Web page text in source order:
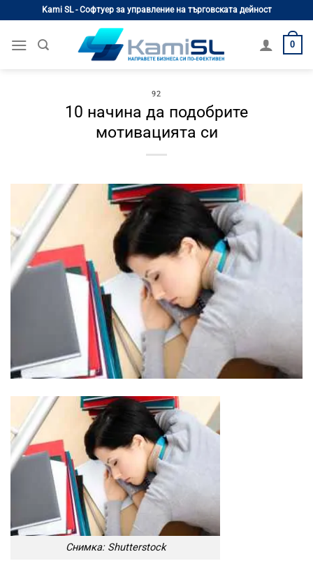
content
Kami SL - Софтуер за управление на търговската дейност
0
92
10 начина да подобрите
мотивацията си
Снимка: Shutterstock